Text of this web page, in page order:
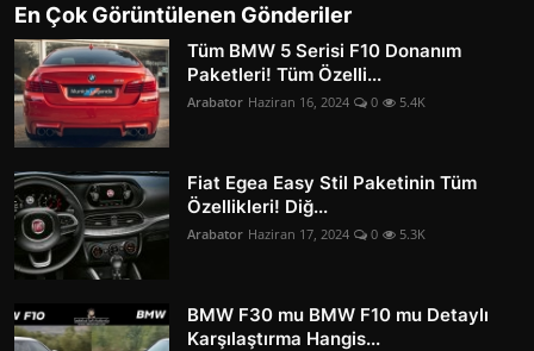
En Çok Görüntülenen Gönderiler
Tüm BMW 5 Serisi F10 Donanım
Paketleri! Tüm Özelli...
Arabator Haziran 16, 2024 0 5.4K
Fiat Egea Easy Stil Paketinin Tüm
Özellikleri! Diğ...
Arabator Haziran 17, 2024 0 5.3K
BMW F30 mu BMW F10 mu Detaylı
Karşılaştırma Hangis...